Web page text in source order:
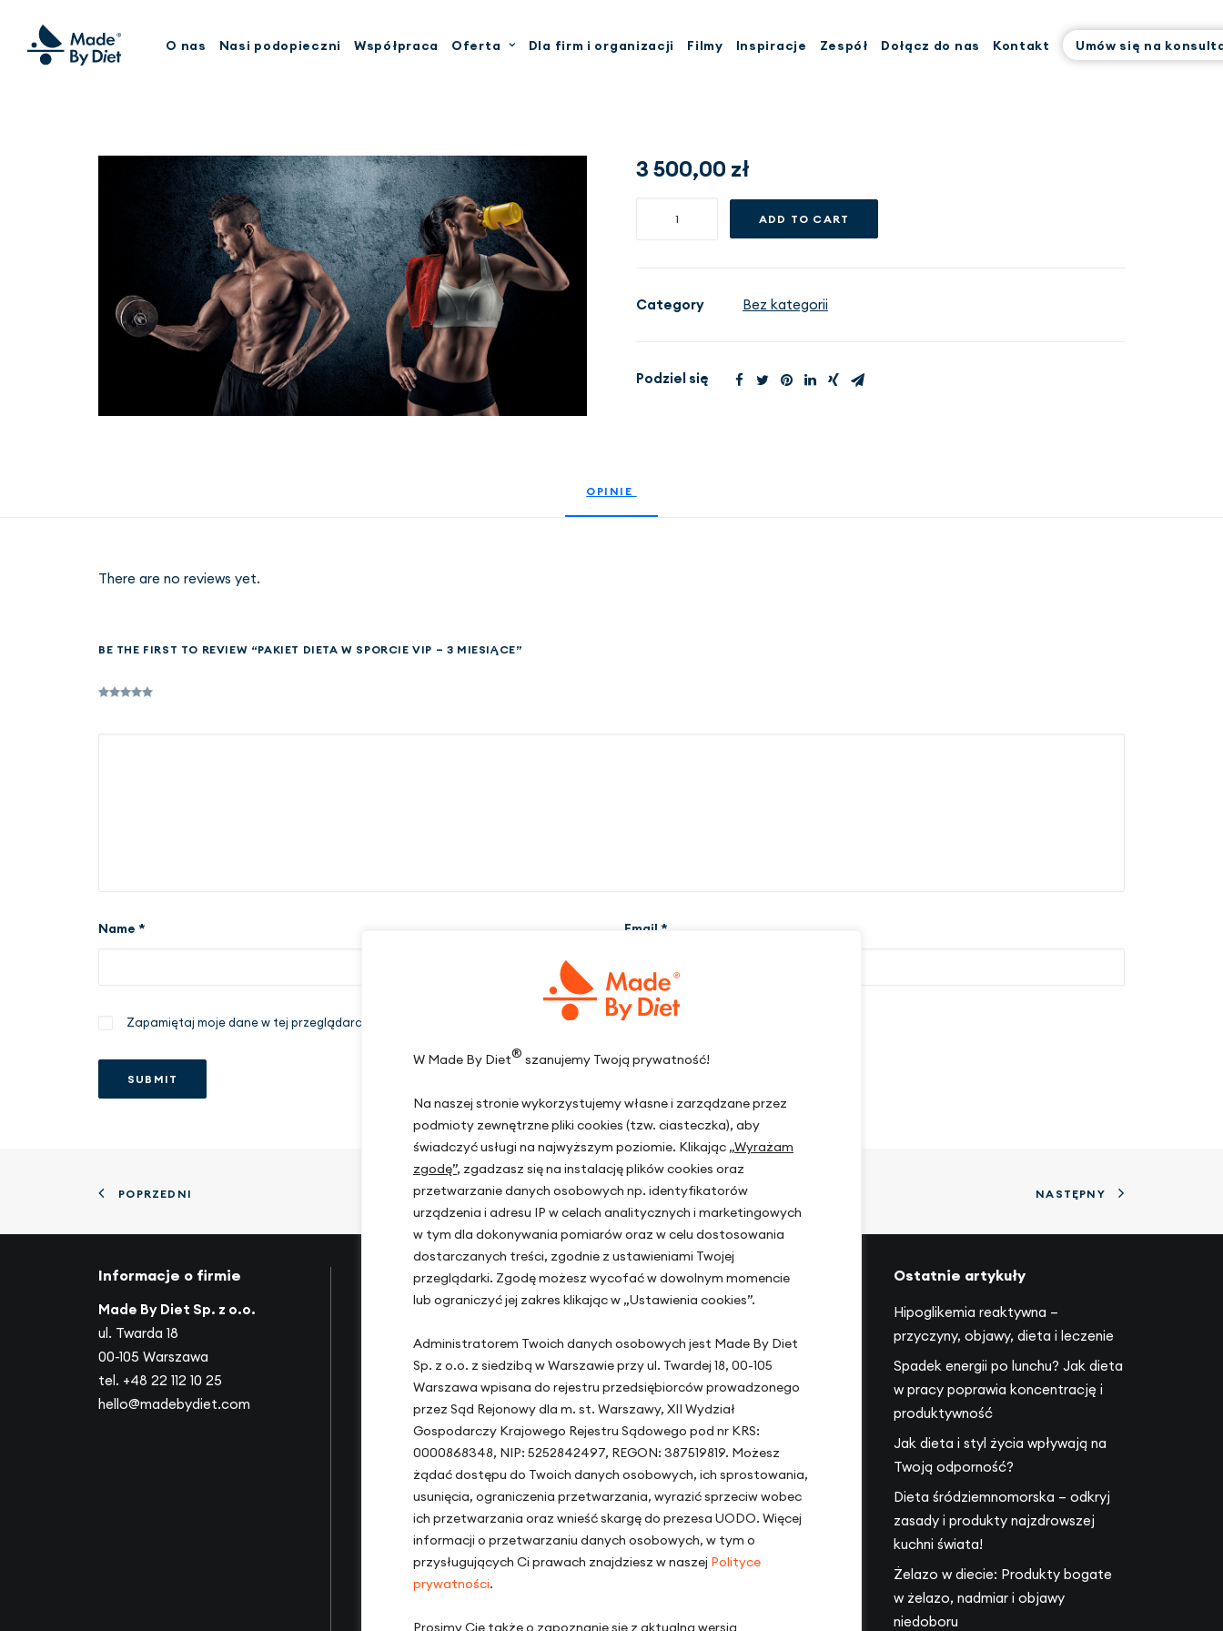
W Made By Diet® szanujemy Twoją prywatność!
Na naszej stronie wykorzystujemy własne i zarządzane przez
podmioty zewnętrzne pliki cookies (tzw. ciasteczka), aby
świadczyć usługi na najwyższym poziomie. Klikając „Wyrażam
zgodę”, zgadzasz się na instalację plików cookies oraz
przetwarzanie danych osobowych np. identyfikatorów
urządzenia i adresu IP w celach analitycznych i marketingowych
w tym dla dokonywania pomiarów oraz w celu dostosowania
dostarczanych treści, zgodnie z ustawieniami Twojej
przeglądarki. Zgodę możesz wycofać w dowolnym momencie
lub ograniczyć jej zakres klikając w „Ustawienia cookies”.
Administratorem Twoich danych osobowych jest Made By Diet
Sp. z o.o. z siedzibą w Warszawie przy ul. Twardej 18, 00-105
Warszawa wpisana do rejestru przedsiębiorców prowadzonego
przez Sąd Rejonowy dla m. st. Warszawy, XII Wydział
Gospodarczy Krajowego Rejestru Sądowego pod nr KRS:
0000868348, NIP: 5252842497, REGON: 387519819. Możesz
żądać dostępu do Twoich danych osobowych, ich sprostowania,
usunięcia, ograniczenia przetwarzania, wyrazić sprzeciw wobec
ich przetwarzania oraz wnieść skargę do prezesa UODO. Więcej
informacji o przetwarzaniu danych osobowych, w tym o
przysługujących Ci prawach znajdziesz w naszej Polityce
prywatności.
Prosimy Cię także o zapoznanie się z aktualną wersją
O nas Nasi podopieczni Współpraca Oferta Dla firm i organizacji Filmy Inspiracje Zespół Dołącz do nas Kontakt Umów się na
3 500,00 zł
quantity
ADD TO CART
Category Bez kategorii
Podziel się
OPINIE
There are no reviews yet.
BE THE FIRST TO REVIEW “PAKIET DIETA W SPORCIE VIP – 3 MIESIĄCE”
Name * Email *
Zapamiętaj moje dane w tej przeglądarce podczas pisania kolejnych komentarzy.
POPRZEDNI NASTĘPNY
Informacje o firmie
Made By Diet Sp. z o.o.
ul. Twarda 18
00-105 Warszawa
tel. +48 22 112 10 25
hello@madebydiet.com
Mapa strony
Nasi podopieczni
Współpraca
Dla firm i organizacji
Słownik pojęć dietetycznych
Dietoterapia
Lokalizacje gabinetów
Warszawa, ul. Hoża 51
Kraków, ul. Zakopiańska 72D
Gdańsk, ul. Mariana Hemara 17
Ostatnie artykuły
Hipoglikemia reaktywna –
przyczyny, objawy, dieta i leczenie
Spadek energii po lunchu? Jak dieta
w pracy poprawia koncentrację i
produktywność
Jak dieta i styl życia wpływają na
Twoją odporność?
Dieta śródziemnomorska – odkryj
zasady i produkty najzdrowszej
kuchni świata!
Żelazo w diecie: Produkty bogate
w żelazo, nadmiar i objawy
niedoboru